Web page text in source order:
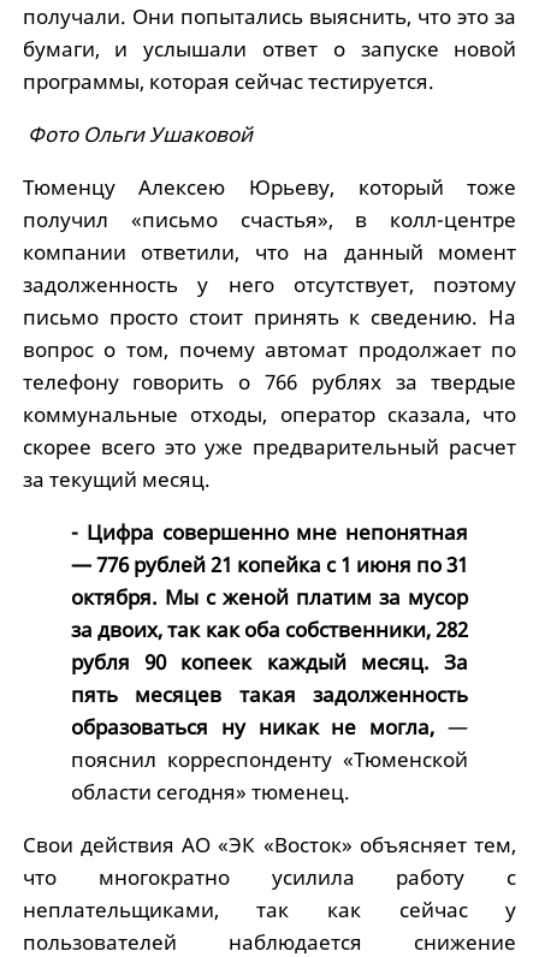
получали. Они попытались выяснить, что это за
бумаги, и услышали ответ о запуске новой
программы, которая сейчас тестируется.
Фото Ольги Ушаковой
Тюменцу Алексею Юрьеву, который тоже
получил «письмо счастья», в колл-центре
компании ответили, что на данный момент
задолженность у него отсутствует, поэтому
письмо просто стоит принять к сведению. На
вопрос о том, почему автомат продолжает по
телефону говорить о 766 рублях за твердые
коммунальные отходы, оператор сказала, что
скорее всего это уже предварительный расчет
за текущий месяц.
- Цифра совершенно мне непонятная
— 776 рублей 21 копейка с 1 июня по 31
октября. Мы с женой платим за мусор
за двоих, так как оба собственники, 282
рубля 90 копеек каждый месяц. За
пять месяцев такая задолженность
образоваться ну никак не могла,—
пояснил корреспонденту «Тюменской
области сегодня» тюменец.
Свои действия АО «ЭК «Восток» объясняет тем,
что многократно усилила работу с
неплательщиками, так как сейчас у
пользователей наблюдается снижение